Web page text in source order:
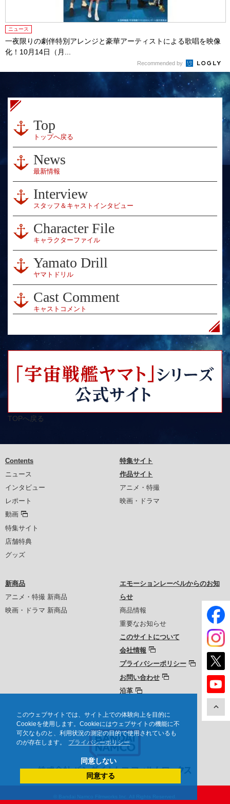
このウェブサイトでは、サイト上での体験向上を目的に
Cookieを使用します。Cookieにはウェブサイトの機能に不
可欠なものと、利用状況の測定の目的で使用されているも
のが存在します。
プライバシーポリシー
同意しない
同意する
ニュース
一夜限りの劇伴特別アレンジと豪華アーティストによる歌唱を映像
化！10月14日（月...
Recommended by
Top
トップへ戻る
News
最新情報
Interview
スタッフ＆キャストインタビュー
Character File
キャラクターファイル
Yamato Drill
ヤマトドリル
Cast Comment
キャストコメント
TOPへ戻る
Contents
ニュース
インタビュー
レポート
動画
特集サイト
店舗特典
グッズ
特集サイト
作品サイト
アニメ・特撮
映画・ドラマ
新商品
アニメ・特撮 新商品
映画・ドラマ 新商品
エモーションレーベルからのお知
らせ
商品情報
重要なお知らせ
このサイトについて
会社情報
プライバシーポリシー
お問い合わせ
沿革
© Bandai Namco Filmworks Inc. All Rights Reserved.